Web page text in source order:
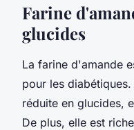
Farine
glucides
La farine d'amande
pour les
réduite en glucides,
De plus, elle est